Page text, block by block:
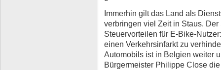
Immerhin gilt das Land als
verbringen viel Zeit in Staus.
Steuervorteilen für E-Bike-
einen Verkehrsinfarkt zu
Automobils ist in Belgien weiter
Bürgermeister Philippe Close